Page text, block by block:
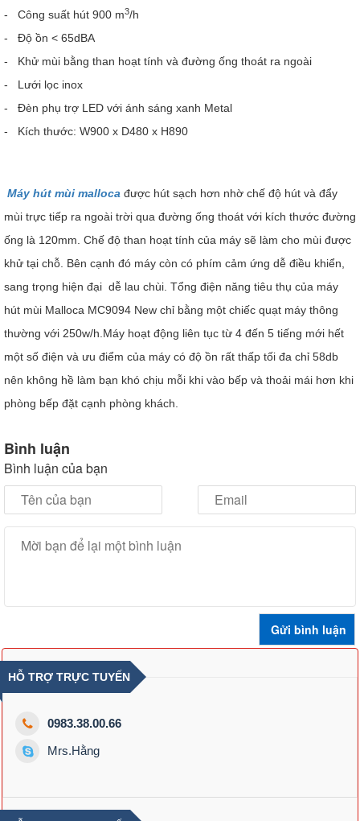
- Công suất hút 900 m3/h
- Độ ồn < 65dBA
- Khử mùi bằng than hoạt tính và đường ống thoát ra ngoài
- Lưới lọc inox
- Đèn phụ trợ LED với ánh sáng xanh Metal
- Kích thước: W900 x D480 x H890
Máy hút mùi malloca được hút sạch hơn nhờ chế độ hút và đẩy
mùi trực tiếp ra ngoài trời qua đường ống thoát với kích thước đường
ống là 120mm. Chế độ than hoạt tính của máy sẽ làm cho mùi được
khử tại chỗ. Bên cạnh đó máy còn có phím cảm ứng dễ điều khiển,
sang trọng hiện đại dễ lau chùi. Tổng điện năng tiêu thụ của máy
hút mùi Malloca MC9094 New chỉ bằng một chiếc quạt máy thông
thường với 250w/h.Máy hoạt động liên tục từ 4 đến 5 tiếng mới hết
một số điện và ưu điểm của máy có độ ồn rất thấp tối đa chỉ 58db
nên không hề làm bạn khó chịu mỗi khi vào bếp và thoải mái hơn khi
phòng bếp đặt cạnh phòng khách.
Bình luận
Bình luận của bạn
HỖ TRỢ TRỰC TUYẾN
0983.38.00.66
Mrs.Hằng